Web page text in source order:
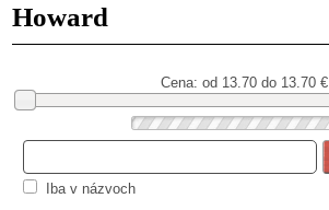
Howard
Cena: od 13.70 do 13.70€
Iba v názvoch